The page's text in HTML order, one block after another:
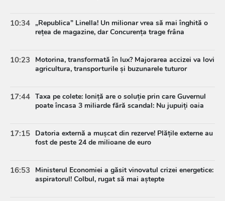
10:34 „Republica” Linella! Un milionar vrea să mai înghită o
rețea de magazine, dar Concurența trage frâna
10:23
Motorina, transformată în lux? Majorarea accizei va lovi
agricultura, transporturile și buzunarele tuturor
17:44 Taxa pe colete: Ioniță are o soluție prin care Guvernul
poate încasa 3 miliarde fără scandal: Nu jupuiți oaia
17:15 Datoria externă a mușcat din rezerve! Plățile externe au
fost de peste 24 de milioane de euro
16:53
Ministerul Economiei a găsit vinovatul crizei energetice:
aspiratorul! Colbul, rugat să mai aștepte